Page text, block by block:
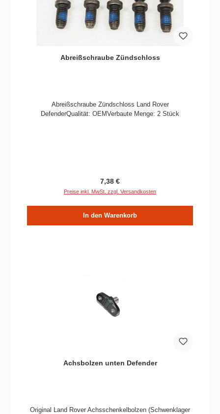
Abreißschraube Zündschloss
Abreißschraube Zündschloss Land Rover
DefenderQualität: OEMVerbaute Menge: 2 Stück
Regulärer Preis:
7,38 €
Preise inkl. MwSt. zzgl. Versandkosten
In den Warenkorb
Achsbolzen unten Defender
Original Land Rover Achsschenkelbolzen (Schwenklager